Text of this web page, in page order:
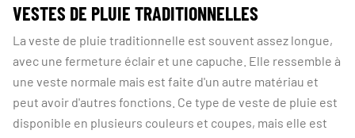
VESTES DE PLUIE TRADITIONNELLES
La veste de pluie traditionnelle est souvent assez longue,
avec une fermeture éclair et une capuche. Elle ressemble à
une veste normale mais est faite d'un autre matériau et
peut avoir d'autres fonctions. Ce type de veste de pluie est
disponible en plusieurs couleurs et coupes, mais elle est